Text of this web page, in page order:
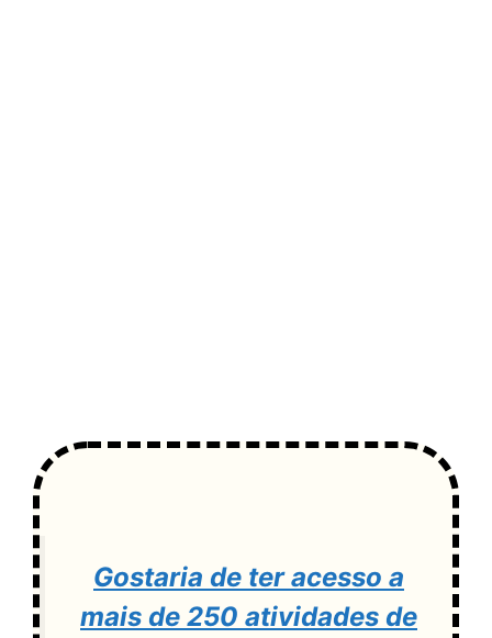
Gostaria de ter acesso a
mais de 250 atividades de